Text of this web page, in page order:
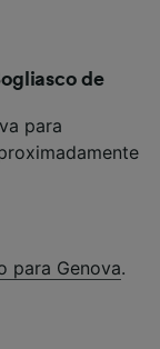
de
para
para Genova.